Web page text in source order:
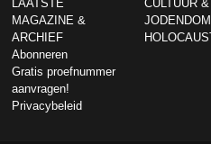
LAATSTE
MAGAZINE &
ARCHIEF
Abonneren
Gratis proefnummer
aanvragen!
Privacybeleid
CULTUUR &
JODENDOM